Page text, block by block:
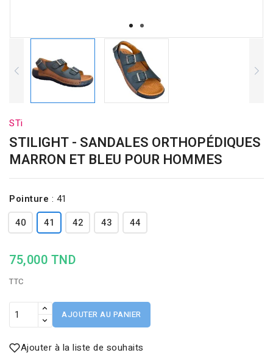
STi
STILIGHT - SANDALES ORTHOPÉDIQUES
MARRON ET BLEU POUR HOMMES
Pointure : 41
40
41 42 43 44
75,000 TND
TTC
AJOUTER AU PANIER
Ajouter à la liste de souhaits